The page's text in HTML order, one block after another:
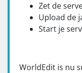
Zet de
Upload de
Start je
WorldEdit is nu